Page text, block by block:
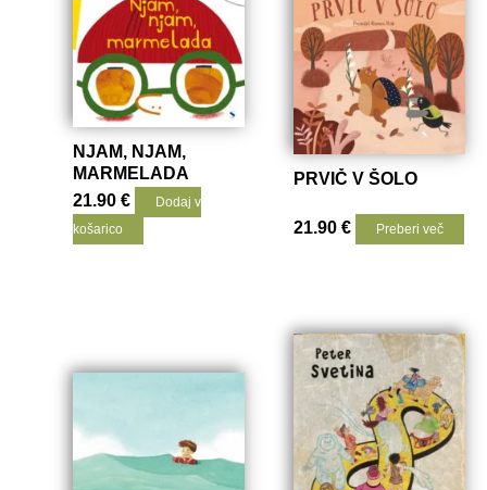
NJAM, NJAM,
MARMELADA
21.90€
Dodaj v
košarico
PRVIČ V ŠOLO
21.90€ Preberi več